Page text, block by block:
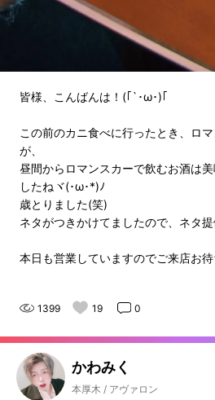
皆様、こんばんは！(｢`･ω･)｢
この前のカニ食べに行ったとき、ロ
が、
昼間からロマンスカーで飲むお酒は
したねヾ(･ω･*)ﾉ
歳とりました(笑)
ネタがつきかけてましたので、ネタ
本日も営業していますのでご来店お待
1399 19 0
かわみく
本厚木 / アヴァロン